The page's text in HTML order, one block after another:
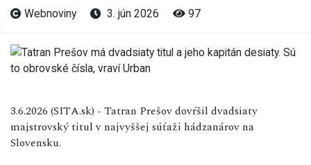
Webnoviny 3. jún 2026 97
3.6.2026 (SITA.sk) - Tatran Prešov dovŕšil dvadsiaty
majstrovský titul v najvyššej súťaži hádzanárov na
Slovensku.